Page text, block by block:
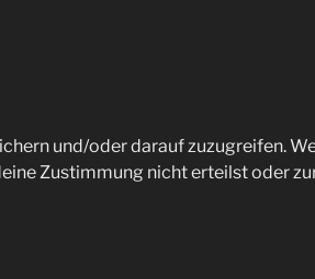
und/oder darauf zuzugreifen.
Zustimmung nicht erteilst oder